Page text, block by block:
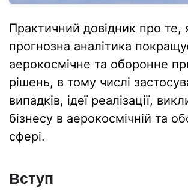
Практичний довідник про те,
прогнозна аналітика
аерокосмічне та оборонне
рішень, в тому числі
випадків, ідеї реалізації,
бізнесу в аерокосмічній та
сфері.
Вступ